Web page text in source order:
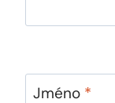
Jméno *